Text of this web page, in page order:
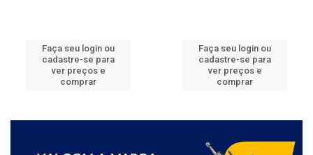
Faça seu login ou
cadastre-se para
ver preços e
comprar
Faça seu login ou
cadastre-se para
ver preços e
comprar